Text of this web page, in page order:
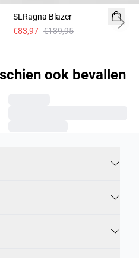
Linnen
SLRagna Blazer
€83,97 €139,95 Next
ook bevallen